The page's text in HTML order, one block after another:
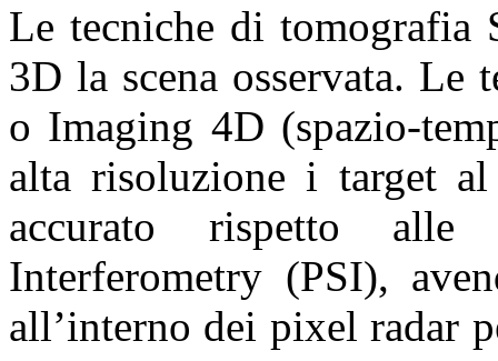
Le tecniche di tomografia
3D la scena osservata. Le
o Imaging 4D (spazio-
alta risoluzione i target
accurato rispetto alle
Interferometry (PSI),
all’interno dei pixel radar